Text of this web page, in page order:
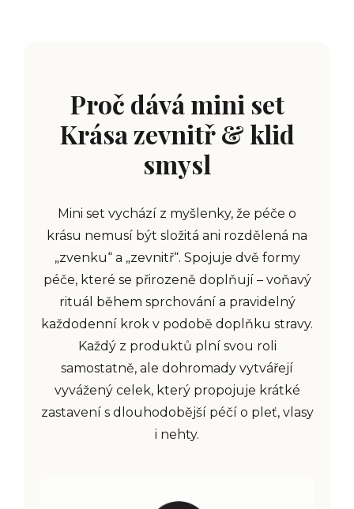
Proč dává mini set
Krása zevnitř & klid
smysl
Mini set vychází z myšlenky, že péče o
krásu nemusí být složitá ani rozdělená na
„zvenku“ a „zevnitř“. Spojuje dvě formy
péče, které se přirozeně doplňují – voňavý
rituál během sprchování a pravidelný
každodenní krok v podobě doplňku stravy.
Každý z produktů plní svou roli
samostatně, ale dohromady vytvářejí
vyvážený celek, který propojuje krátké
zastavení s dlouhodobější péčí o pleť, vlasy
i nehty.